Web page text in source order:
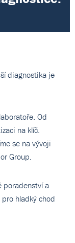
diagnostika je
Od
na klíč.
se na vývoji
Group.
poradenství a
hladký chod